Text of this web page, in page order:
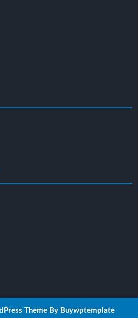
ThemeBy Buywptemplate